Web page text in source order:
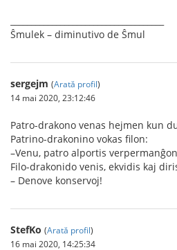
Ŝmulek – diminutivo de Ŝmul
sergejm (Arată profil)
14 mai 2020, 23:12:46
Patro-drakono venas hejmen kun
Patrino-drakonino vokas filon:
–Venu, patro alportis
Filo-drakonido venis, ekvidis kaj
– Denove konservoj!
StefKo (Arată profil)
16 mai 2020, 14:25:34